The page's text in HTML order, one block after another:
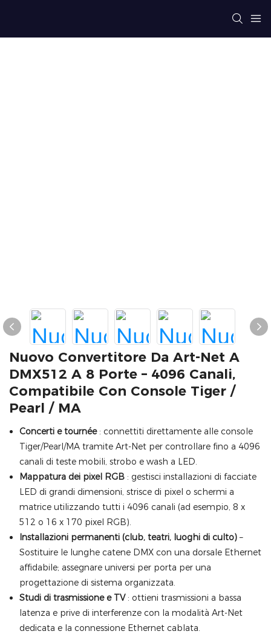
Nuovo Convertitore Da Art-Net A
DMX512 A 8 Porte – 4096 Canali,
Compatibile Con Console Tiger /
Pearl / MA
Concerti e tournée: connettiti direttamente alle console
Tiger/Pearl/MA tramite Art-Net per controllare fino a 4096
canali di teste mobili, strobo e wash a LED.
Mappatura dei pixel RGB: gestisci installazioni di facciate
LED di grandi dimensioni, strisce di pixel o schermi a
matrice utilizzando tutti i 4096 canali (ad esempio, 8 x
512 o 16 x 170 pixel RGB).
Installazioni permanenti (club, teatri, luoghi di culto)–
Sostituire le lunghe catene DMX con una dorsale Ethernet
affidabile; assegnare universi per porta per una
progettazione di sistema organizzata.
Studi di trasmissione e TV: ottieni trasmissioni a bassa
latenza e prive di interferenze con la modalità Art-Net
dedicata e la connessione Ethernet cablata.